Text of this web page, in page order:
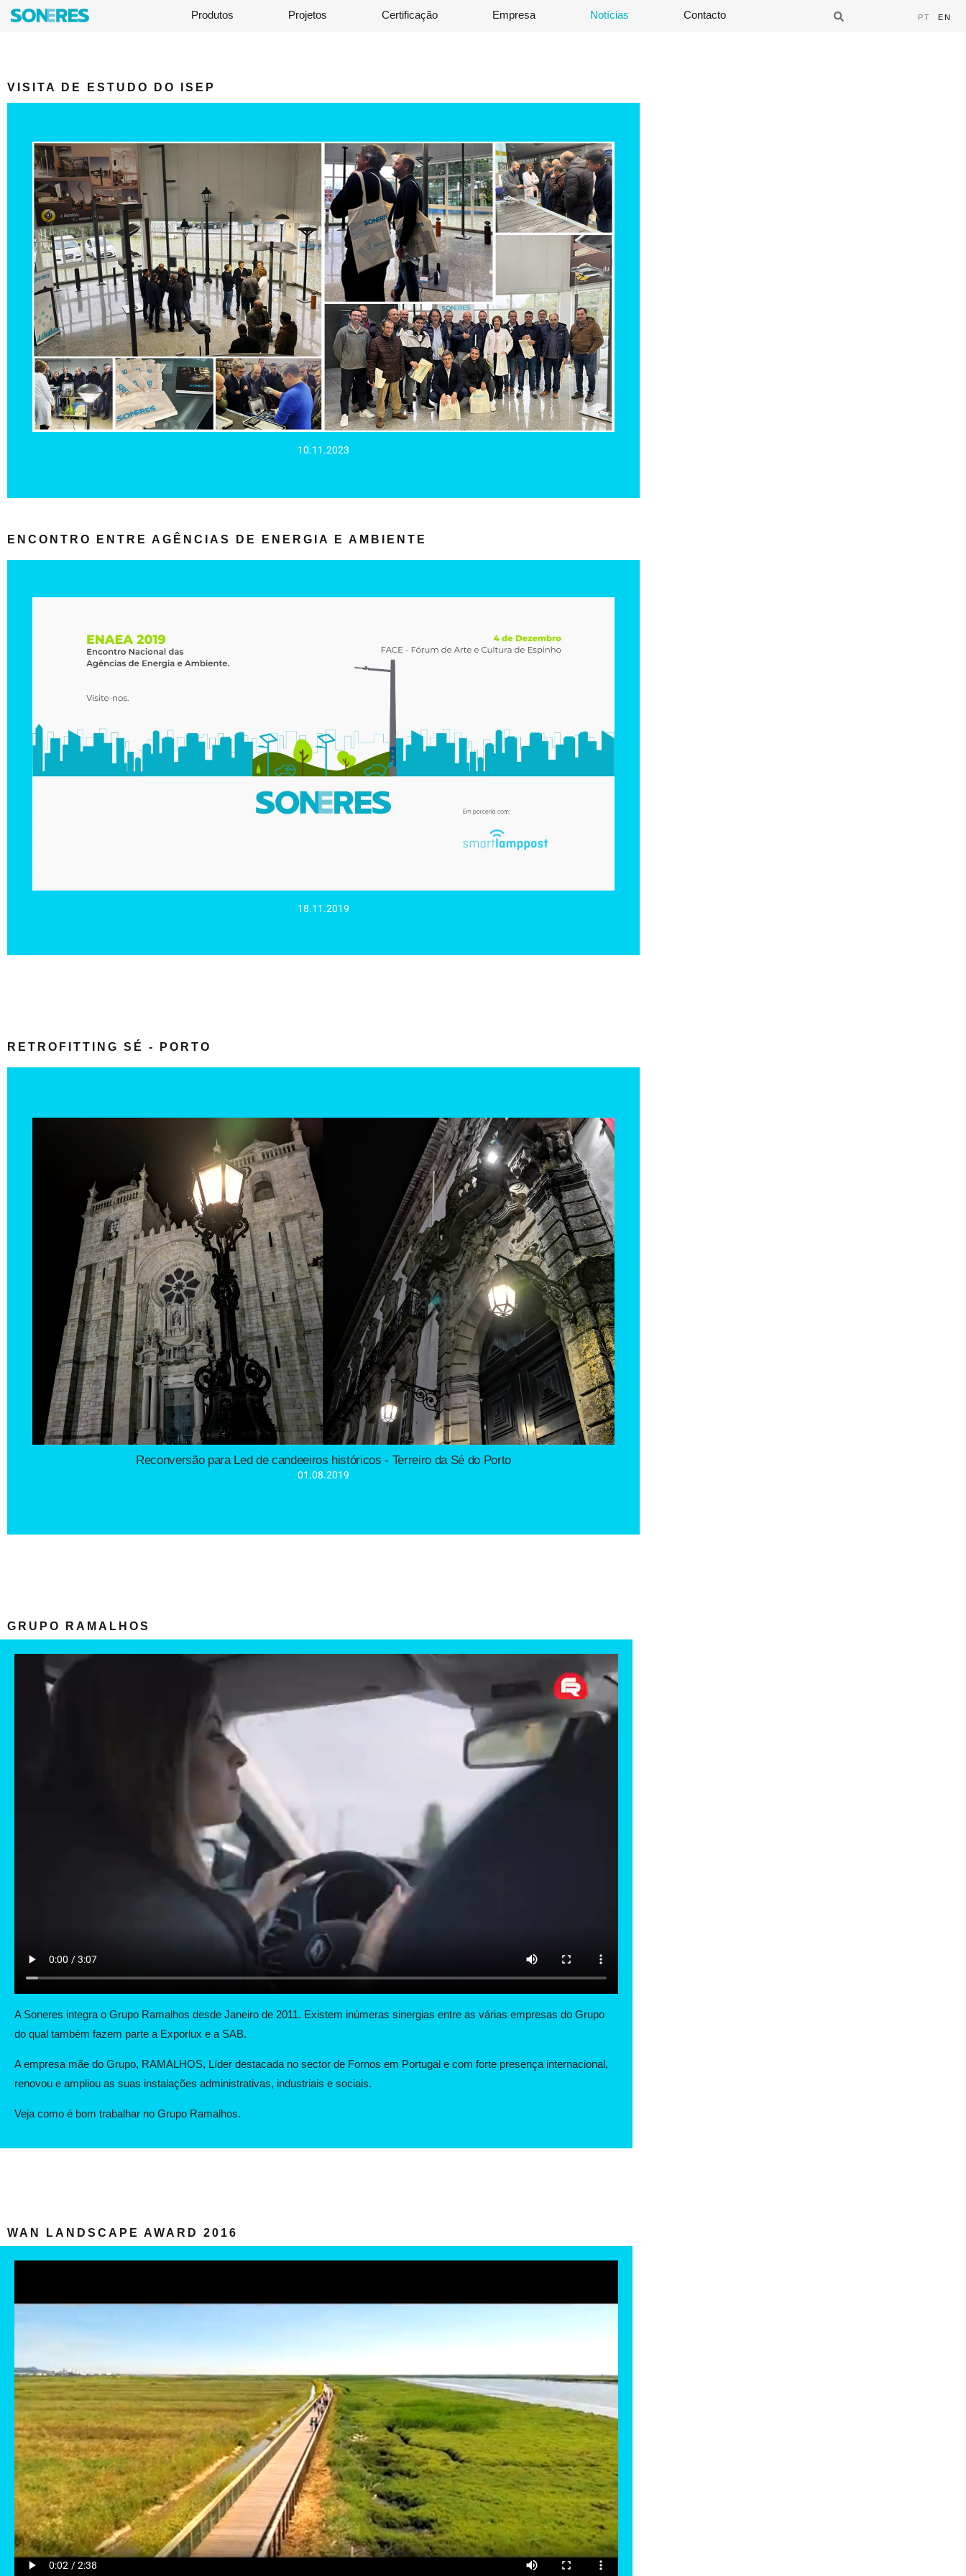
Produtos Projetos Certificação Empresa Notícias Contacto PT EN
VISITA DE ESTUDO DO ISEP
10.11.2023
A SONERES abriu as suas portas, e foi com um enorme prazer que recebeu um grupo de alunos e professores do ISEP da
área de Metrologia Legal / Elétrica / Eletrónica.
Esta iniciativa, teve como intuito dar cumprimento ao plano curricular, o qual prevê a visita de estudo dos seus alunos a
empresas, de forma a que estes possam ver a aplicabilidade dos conhecimentos adquiridos e estabelecer um contacto mais
próximo com a realidade do mercado.
OBRIGADA PELA VOSSA VISITA.
ESTAMOS DISPONIVEIS PARA COLABORAR COM MAIS INSTITUIÇÕES DE ENSINO.
Click Here
ENCONTRO ENTRE AGÊNCIAS DE ENERGIA E AMBIENTE
18.11.2019
A SONERES estará presente no evento ENAEA 2019 - Encontro Nacional das Agências de Energia e Ambiente, que irá decorrer
RETROFITTING SÉ - PORTO
Reconversão para Led de candeeiros históricos - Terreiro da Sé do Porto
01.08.2019
A SONERES participou no processo de reabilitação e restauro dos candeeiros e lanternas no Terreiro da Sé no Porto.
Em Julho passado, a Câmara Municipal do Porto concluiu o processo de reabilitação e restauro de todos os candeeiros
localizados no Terreiro da Sé. O desafio proposto pelo Município era manter os elementos históricos e adaptá-los às exigências
atuais de iluminação pública, principalmente preservando o patrimônio histórico do local.
A Soneres foi a empresa responsável pela conversão para a tecnologia Led.
O Município do Porto tem vindo a investir neste tipo de intervenções em outros locais da cidade, onde já se encontram
luminárias de cariz histórico para a cidade e com tecnologia LED, como por exemplo o Lampião SONERES.
Click Here
GRUPO RAMALHOS
A Soneres integra o Grupo Ramalhos desde Janeiro de 2011. Existem inúmeras sinergias entre as várias empresas do Grupo
do qual também fazem parte a Exporlux e a SAB.
A empresa mãe do Grupo, RAMALHOS, Líder destacada no sector de Fornos em Portugal e com forte presença internacional,
renovou e ampliou as suas instalações administrativas, industriais e sociais.
Veja como é bom trabalhar no Grupo Ramalhos.
WAN LANDSCAPE AWARD 2016